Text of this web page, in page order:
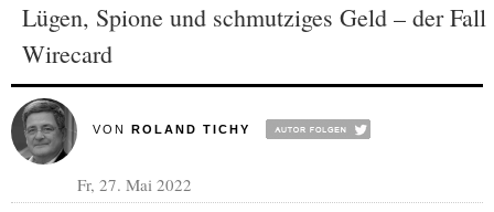
Lügen, Spione und schmutziges Geld – der Fall
Wirecard
VON ROLAND TICHY
Fr, 27. Mai 2022